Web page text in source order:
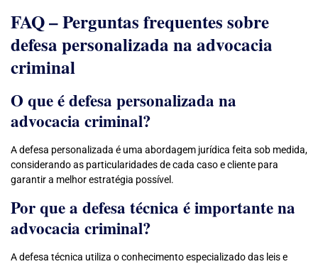
FAQ – Perguntas frequentes sobre
defesa personalizada na advocacia
criminal
O que é defesa personalizada na
advocacia criminal?
A defesa personalizada é uma abordagem jurídica feita sob medida,
considerando as particularidades de cada caso e cliente para
garantir a melhor estratégia possível.
Por que a defesa técnica é importante na
advocacia criminal?
A defesa técnica utiliza o conhecimento especializado das leis e